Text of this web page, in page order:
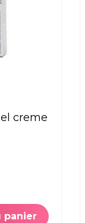
panier